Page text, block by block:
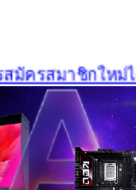
รสมาชิกใหม่ได้